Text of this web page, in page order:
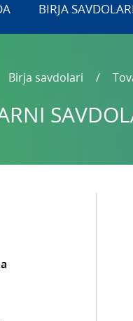
BIRJA SAVDOLARI
Birja savdolari